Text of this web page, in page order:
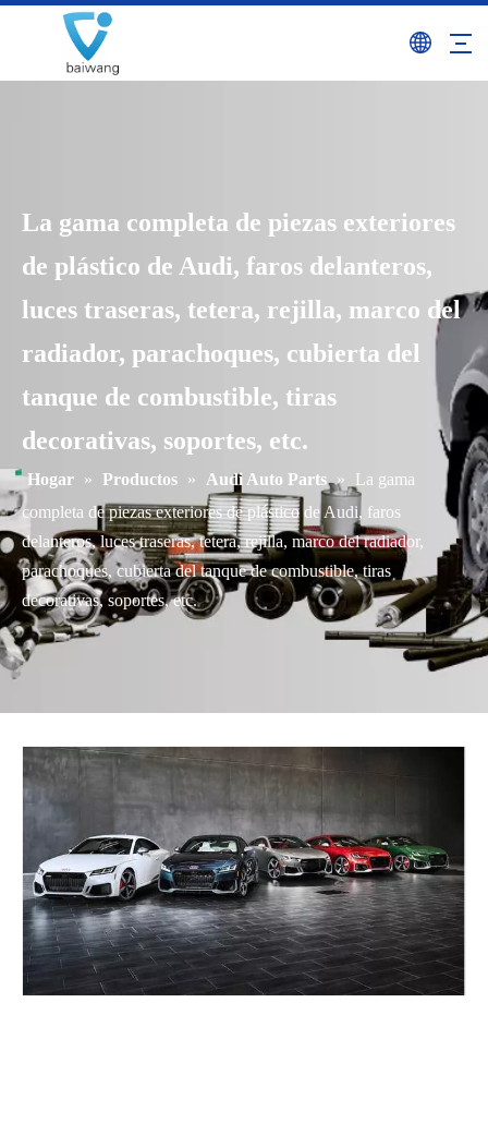
La gama completa de piezas exteriores
de plástico de Audi, faros delanteros,
luces traseras, tetera, rejilla, marco del
radiador, parachoques, cubierta del
tanque de combustible, tiras
decorativas, soportes, etc.
Hogar » Productos » Audi Auto Parts »
La gama
completa de piezas exteriores de plástico de Audi, faros
delanteros, luces traseras, tetera, rejilla, marco del radiador,
parachoques, cubierta del tanque de combustible, tiras
decorativas, soportes, etc.